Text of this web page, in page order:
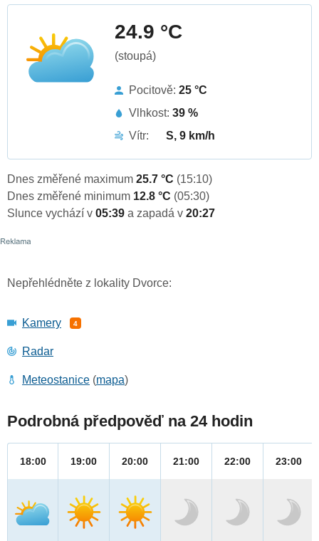
24.9 °C
(stoupá)
Pocitově: 25 °C
Vlhkost: 39 %
Vítr:
S, 9 km/h
Dnes změřené maximum 25.7 °C (15:10)
Dnes změřené minimum 12.8 °C (05:30)
Slunce vychází v 05:39 a zapadá v 20:27
Nepřehlédněte z lokality Dvorce:
Kamery 4
Radar
Meteostanice (mapa)
Podrobná předpověď na 24 hodin
18:00 19:00 20:00 21:00 22:00 23:00